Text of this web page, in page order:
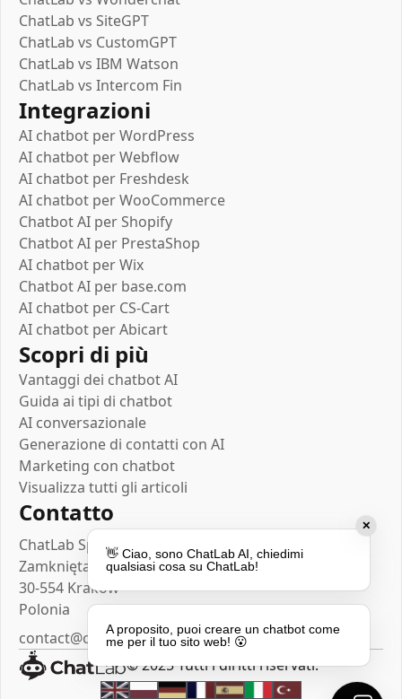
ChatLab vs SiteGPT
ChatLab vs CustomGPT
ChatLab vs IBM Watson
ChatLab vs Intercom Fin
Integrazioni
AI chatbot per WordPress
AI chatbot per Webflow
AI chatbot per Freshdesk
AI chatbot per WooCommerce
Chatbot AI per Shopify
Chatbot AI per PrestaShop
AI chatbot per Wix
Chatbot AI per base.com
AI chatbot per CS-Cart
AI chatbot per Abicart
Scopri di più
Vantaggi dei chatbot AI
Guida ai tipi di chatbot
AI conversazionale
Generazione di contatti con AI
Marketing con chatbot
Visualizza tutti gli articoli
Contatto
ChatLab Sp. z o.o.
Zamknięta 10/1.5
30-554 Kraków
Polonia
contact@chatlab.com
© 2025 Tutti i diritti riservati.
✕
👋 Ciao, sono ChatLab AI, chiedimi
qualsiasi cosa su ChatLab!
A proposito, puoi creare un chatbot come
me per il tuo sito web! 😮